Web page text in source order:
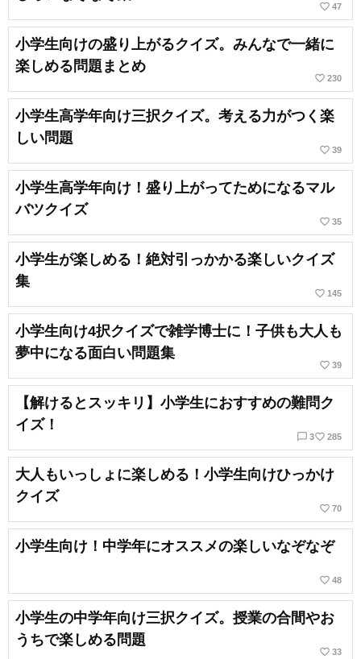
favorite_border 47
小学生向けの盛り上がるクイズ。みんなで一緒に
楽しめる問題まとめ
favorite_border 230
小学生高学年向け三択クイズ。考える力がつく楽
しい問題
favorite_border 39
小学生高学年向け！盛り上がってためになるマル
バツクイズ
favorite_border 35
小学生が楽しめる！絶対引っかかる楽しいクイズ
集
favorite_border 145
小学生向け4択クイズで雑学博士に！子供も大人も
夢中になる面白い問題集
favorite_border 39
【解けるとスッキリ】小学生におすすめの難問ク
イズ！
chat_bubble_outline 3favorite_border 285
大人もいっしょに楽しめる！小学生向けひっかけ
クイズ
favorite_border 70
小学生向け！中学年にオススメの楽しいなぞなぞ
favorite_border 48
小学生の中学年向け三択クイズ。授業の合間やお
うちで楽しめる問題
favorite_border 33